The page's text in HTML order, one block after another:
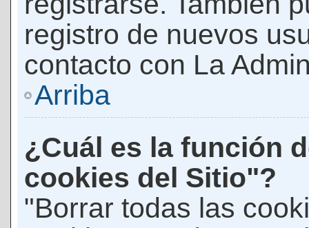
registro de nuevos
contacto con La
Arriba
¿Cuál es la función
cookies del Sitio"?
"Borrar todas las